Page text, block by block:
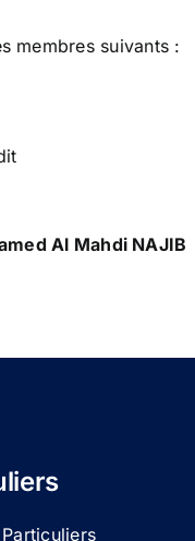
membres suivants :
Al Mahdi NAJIB